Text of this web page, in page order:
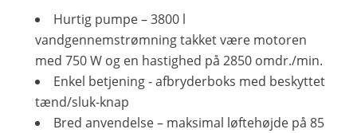
Hurtig pumpe – 3800 l
vandgennemstrømning takket være motoren
med 750 W og en hastighed på 2850 omdr./min.
Enkel betjening - afbryderboks med beskyttet
tænd/sluk-knap
Bred anvendelse – maksimal løftehøjde på 85